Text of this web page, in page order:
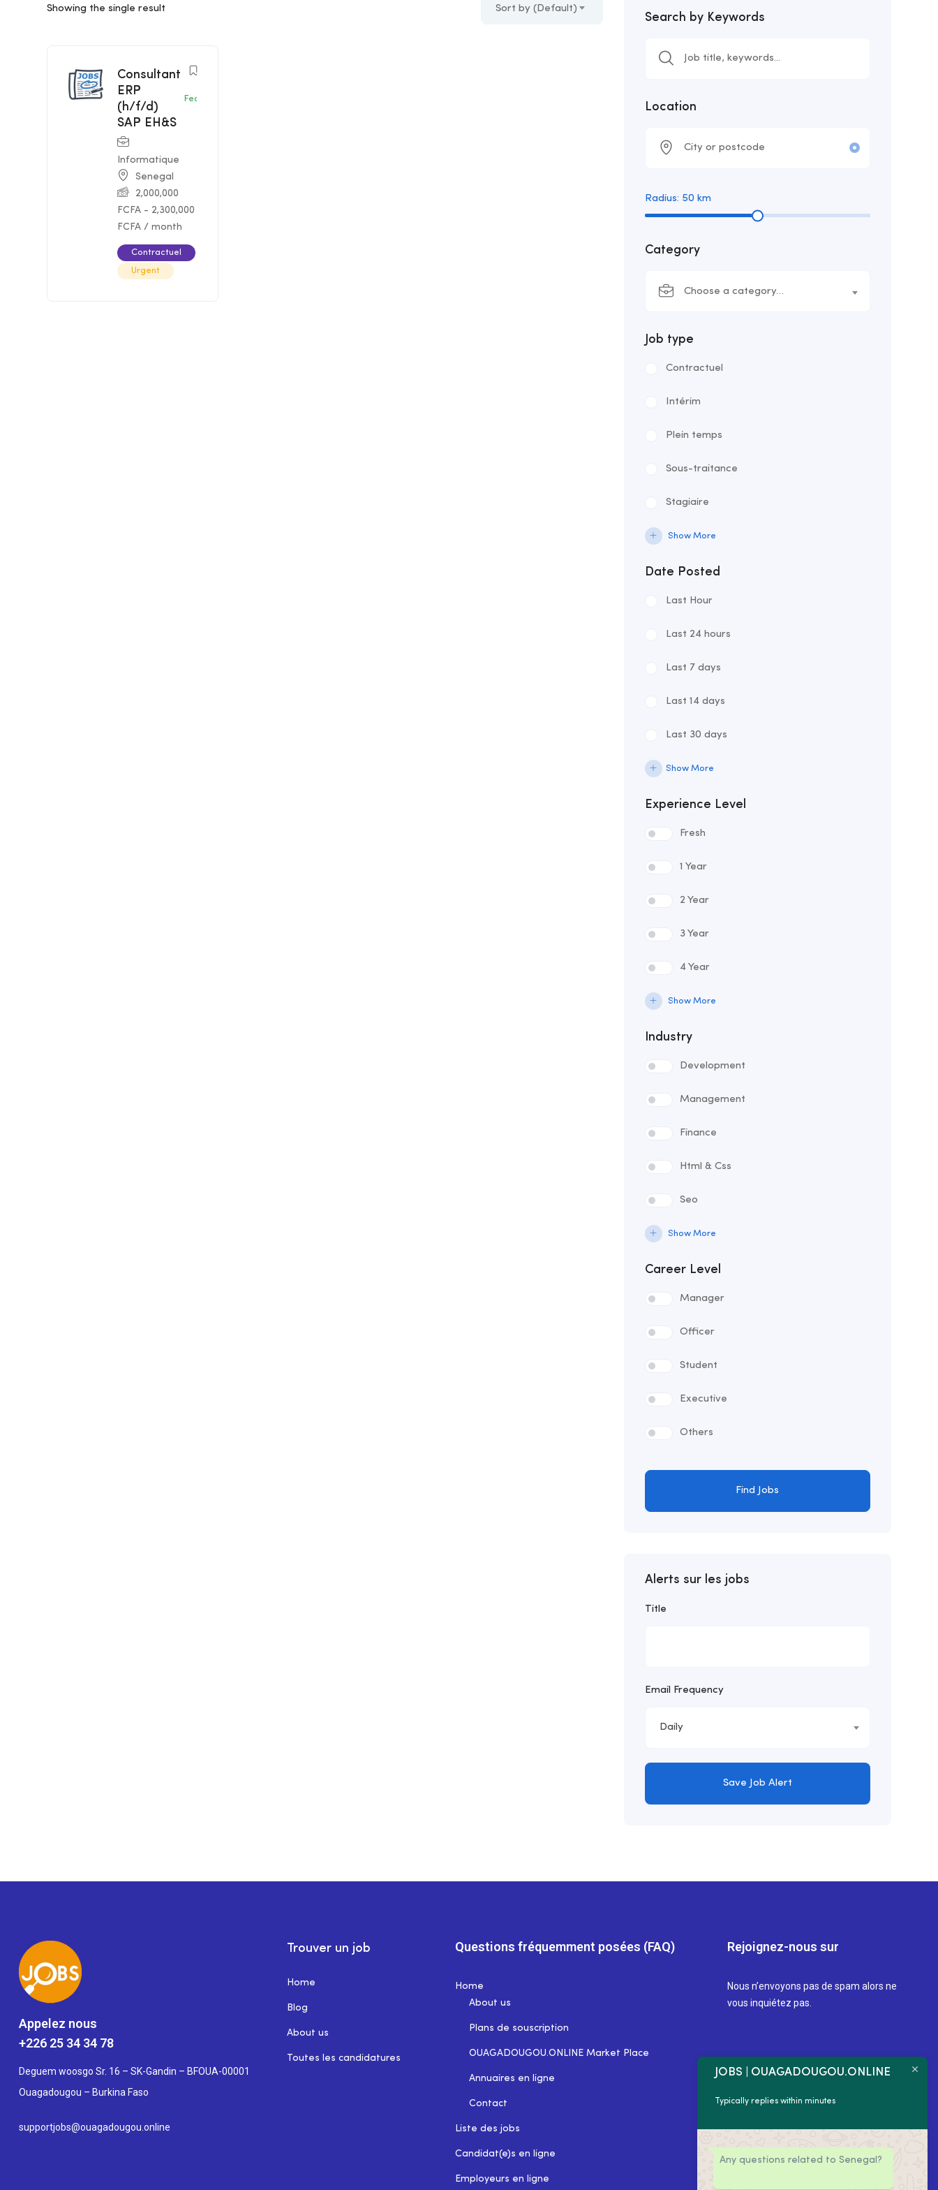
Showing the single result Sort by (Default)
Consultant
ERP
(h/f/d)
SAP EH&S
Featured
Informatique
Senegal
2,000,000
FCFA - 2,300,000
FCFA / month
Contractuel
Urgent
Search by Keywords
Location
Radius: 50 km
Category
Choose a category…
Job type
Contractuel
Intérim
Plein temps
Sous-traitance
Stagiaire
Supplétif
Temps partiel
Volontaire
Show More
Date Posted
Last Hour
Last 24 hours
Last 7 days
Last 14 days
Last 30 days
Show More
Experience Level
Fresh
1 Year
2 Year
3 Year
4 Year
Show More
Industry
Development
Management
Finance
Html & Css
Seo
Show More
Career Level
Manager
Officer
Student
Executive
Others
Find Jobs
Alerts sur les jobs
Title
Email Frequency
Daily
Save Job Alert
Appelez nous
+226 25 34 34 78
Deguem woosgo Sr. 16 – SK-Gandin – BFOUA-00001
Ouagadougou – Burkina Faso
supportjobs@ouagadougou.online
Trouver un job
Home
Blog
About us
Toutes les candidatures
Questions fréquemment posées (FAQ)
Home
About us
Plans de souscription
OUAGADOUGOU.ONLINE Market Place
Annuaires en ligne
Contact
Liste des jobs
Candidat(e)s en ligne
Employeurs en ligne
Rejoignez-nous sur
Nous n’envoyons pas de spam alors ne
vous inquiétez pas.
JOBS | OUAGADOUGOU.ONLINE
Typically replies within minutes
Any questions related to Senegal?